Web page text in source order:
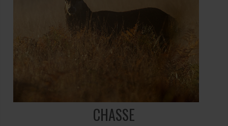
CHASSE